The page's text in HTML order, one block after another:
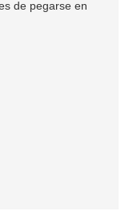
de pegarse en